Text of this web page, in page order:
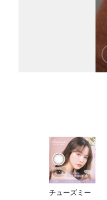
チューズミー